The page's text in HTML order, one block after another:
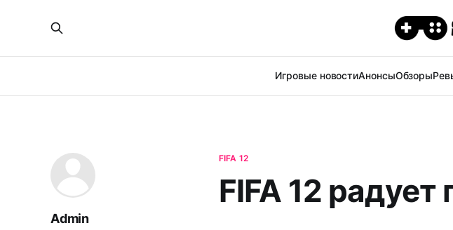
Игровые новостиАнонсыОбзоры
FIFA 12
FIFA 12
Admin